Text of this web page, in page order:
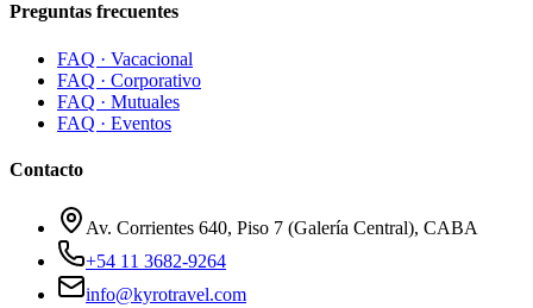
Preguntas frecuentes
FAQ · Vacacional
FAQ · Corporativo
FAQ · Mutuales
FAQ · Eventos
Contacto
Av. Corrientes 640, Piso 7 (Galería Central), CABA
+54 11 3682-9264
info@kyrotravel.com